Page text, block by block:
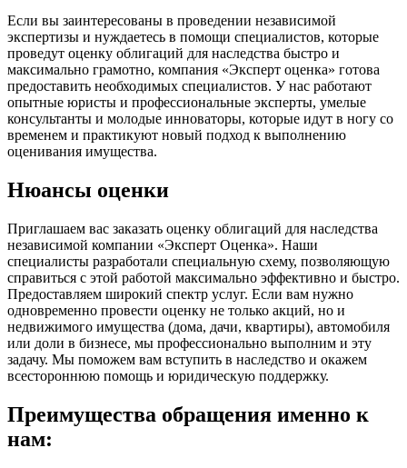
Если вы заинтересованы в проведении независимой
экспертизы и нуждаетесь в помощи специалистов, которые
проведут оценку облигаций для наследства быстро и
максимально грамотно, компания «Эксперт оценка» готова
предоставить необходимых специалистов. У нас работают
опытные юристы и профессиональные эксперты, умелые
консультанты и молодые инноваторы, которые идут в ногу со
временем и практикуют новый подход к выполнению
оценивания имущества.
Нюансы оценки
Приглашаем вас заказать оценку облигаций для наследства
независимой компании «Эксперт Оценка». Наши
специалисты разработали специальную схему, позволяющую
справиться с этой работой максимально эффективно и быстро.
Предоставляем широкий спектр услуг. Если вам нужно
одновременно провести оценку не только акций, но и
недвижимого имущества (дома, дачи, квартиры), автомобиля
или доли в бизнесе, мы профессионально выполним и эту
задачу. Мы поможем вам вступить в наследство и окажем
всестороннюю помощь и юридическую поддержку.
Преимущества обращения именно к
нам: